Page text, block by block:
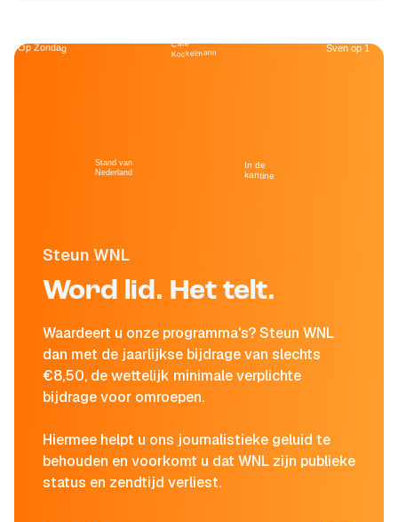
Steun WNL
Word lid. Het telt.
Waardeert u onze programma's? Steun WNL
dan met de jaarlijkse bijdrage van slechts
€8,50, de wettelijk minimale verplichte
bijdrage voor omroepen.
Hiermee helpt u ons journalistieke geluid te
behouden en voorkomt u dat WNL zijn publieke
status en zendtijd verliest.
Op Zondag
Stand van
Nederland
Café
Kockelmann
In de
kantine
Sven op 1